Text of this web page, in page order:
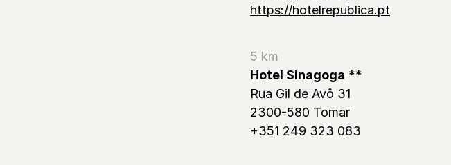
https://hotelrepublica.pt
5 km
Hotel Sinagoga **
Rua Gil de Avô 31
2300-580 Tomar
+351 249 323 083